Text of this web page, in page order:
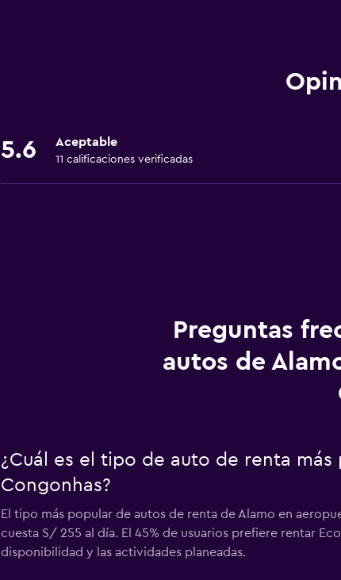
5.6 Aceptable
11 calificaciones verificadas
Preguntas
autos de
¿Cuál es el tipo de auto de renta
Congonhas?
El tipo más popular de autos de renta de Alamo en
cuesta S/ 255 al día. El 45% de usuarios prefiere rentar
disponibilidad y las actividades planeadas.